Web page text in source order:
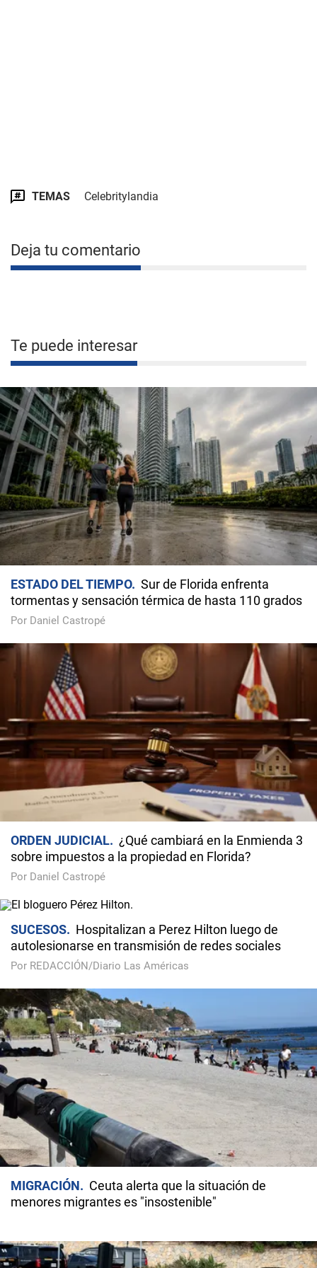
TEMAS Celebritylandia
Deja tu comentario
Te puede interesar
ESTADO DEL TIEMPO
Sur de Florida enfrenta
tormentas y sensación térmica de hasta 110 grados
Por Daniel Castropé
ORDEN JUDICIAL
¿Qué cambiará en la Enmienda 3
sobre impuestos a la propiedad en Florida?
Por Daniel Castropé
SUCESOS
Hospitalizan a Perez Hilton luego de
autolesionarse en transmisión de redes sociales
Por REDACCIÓN/Diario Las Américas
MIGRACIÓN
Ceuta alerta que la situación de
menores migrantes es "insostenible"